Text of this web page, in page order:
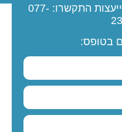
התקשרו: 077-
בטופס: